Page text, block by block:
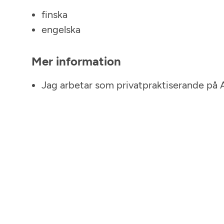
finska
engelska
Mer information
Jag arbetar som privatpraktiserande på